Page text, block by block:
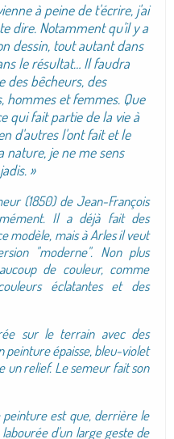
à peine de t'écrire, j'ai
dire. Notamment qu'il y a
dessin, tout autant dans
le résultat… Il faudra
des bêcheurs, des
hommes et femmes. Que
qui fait partie de la vie à
d'autres l'ont fait et le
nature, je ne me sens
»
(1850) de Jean-François
Il a déjà fait des
modèle, mais à Arles il veut
"moderne". Non plus
de couleur, comme
éclatantes et des
sur le terrain avec des
peinture épaisse, bleu-violet
un relief. Le semeur fait son
est que, derrière le
d'un large geste de